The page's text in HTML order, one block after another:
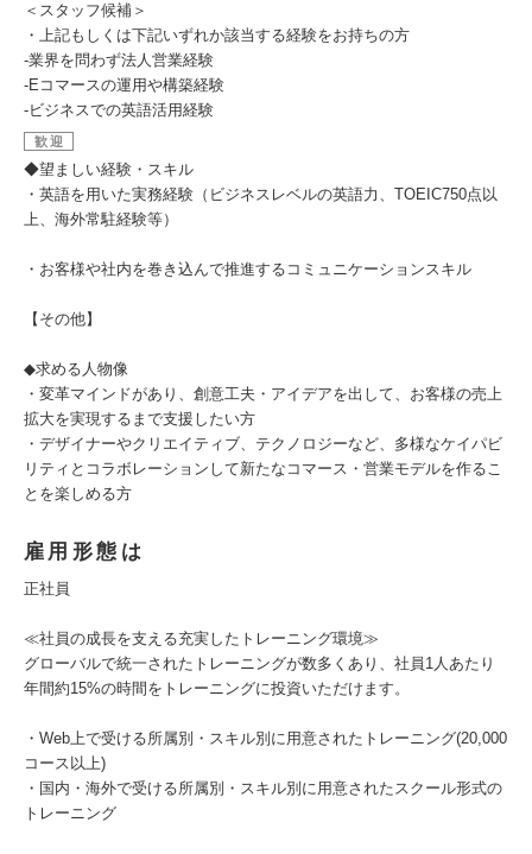
＜スタッフ候補＞
・上記もしくは下記いずれか該当する経験をお持ちの方
-業界を問わず法人営業経験
-Eコマースの運用や構築経験
-ビジネスでの英語活用経験
歓迎
◆望ましい経験・スキル
・英語を用いた実務経験（ビジネスレベルの英語力、TOEIC750点以
上、海外常駐経験等）
・お客様や社内を巻き込んで推進するコミュニケーションスキル
【その他】
◆求める人物像
・変革マインドがあり、創意工夫・アイデアを出して、お客様の売上
拡大を実現するまで支援したい方
・デザイナーやクリエイティブ、テクノロジーなど、多様なケイパビ
リティとコラボレーションして新たなコマース・営業モデルを作るこ
とを楽しめる方
雇用形態は
正社員
≪社員の成長を支える充実したトレーニング環境≫
グローバルで統一されたトレーニングが数多くあり、社員1人あたり
年間約15%の時間をトレーニングに投資いただけます。
・Web上で受ける所属別・スキル別に用意されたトレーニング(20,000
コース以上)
・国内・海外で受ける所属別・スキル別に用意されたスクール形式の
トレーニング